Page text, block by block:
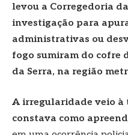
levou a Corregedoria
investigação para
administrativas ou
fogo sumiram do cofre
da Serra, na região
A irregularidade veio à
constava como